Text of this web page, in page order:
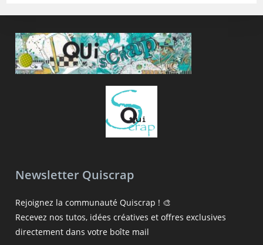
Newsletter Quiscrap
Rejoignez la communauté Quiscrap ! 🎨
Recevez nos tutos, idées créatives et offres exclusives
directement dans votre boîte mail